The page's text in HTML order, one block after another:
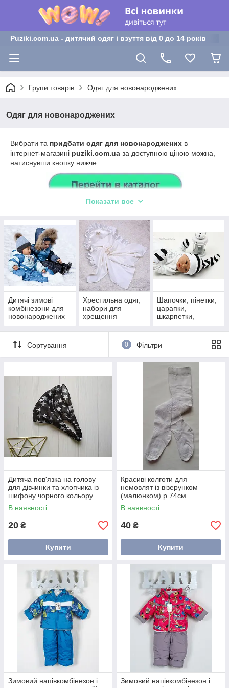
Puziki.com.ua - дитячий одяг і взуття від 0 до 14 років
Групи товарів Одяг для новонароджених
Одяг для новонароджених
Вибрати та придбати одяг для новонароджених в
інтернет-магазині puziki.com.ua за доступною ціною можна,
натиснувши кнопку нижче:
Дорогі покупці! У цьому розділі ми пропонуємо Вам
величезний вибір
одягу для новонароджених
найкращими цінами від виробника оптом і в роздріб.
Набір шапочка і царапки
У Вашій родині з'явився маленький стильняшка? Значить,
самий час приміряти йому
Шапочки,
пінетки та царапки — обов'язкові атрибути будь-якого
малюка!
Євро пелюшки ergo Cocon
будуть дбайливо охороняти сон немовляти, як ніжні
мамині обійми. Тепер не потрібно сповивати дитину,
як це робили наші мами — достатньо просто
застібнути блискавку спального мішечка і ваш малюк
сам собі спати!
Показати все
Дитячі зимові
комбінезони для
новонароджених
Хрестильна одяг,
набори для
хрещення
Шапочки, пінетки,
царапки,
шкарпетки,
Сортування 0 Фільтри
Дитяча пов'язка на голову
для дівчинки та хлопчика із
шифону чорного кольору
В наявності
20 ₴
Купити
Красиві колготи для
немовлят із візерунком
(малюнком) р.74см
В наявності
40 ₴
Купити
Зимовий напівкомбінезон і
Зимовий напівкомбінезон і